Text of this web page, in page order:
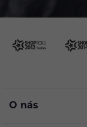
O nás